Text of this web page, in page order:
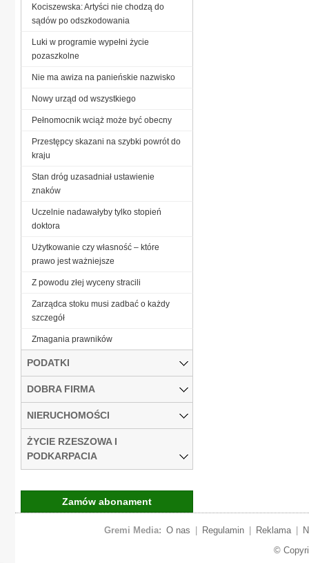
Kociszewska: Artyści nie chodzą do
sądów po odszkodowania
Luki w programie wypełni życie
pozaszkolne
Nie ma awiza na panieńskie nazwisko
Nowy urząd od wszystkiego
Pełnomocnik wciąż może być obecny
Przestępcy skazani na szybki powrót do
kraju
Stan dróg uzasadniał ustawienie
znaków
Uczelnie nadawałyby tylko stopień
doktora
Użytkowanie czy własność – które
prawo jest ważniejsze
Z powodu złej wyceny stracili
Zarządca stoku musi zadbać o każdy
szczegół
Zmagania prawników
PODATKI
DOBRA FIRMA
NIERUCHOMOŚCI
ŻYCIE RZESZOWA I
PODKARPACIA
Zamów abonament
Gremi Media: O nas Regulamin Reklama
©